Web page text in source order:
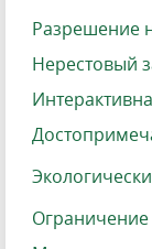
Разрешение
Нерестовый